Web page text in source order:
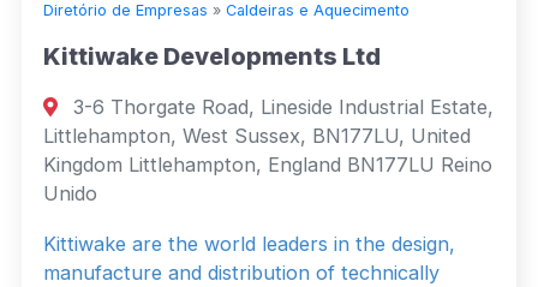
Diretório de Empresas » Caldeiras e Aquecimento
Kittiwake Developments Ltd
3-6 Thorgate Road, Lineside Industrial Estate,
Littlehampton, West Sussex, BN177LU, United
Kingdom Littlehampton, England BN177LU Reino
Unido
Kittiwake are the world leaders in the design,
manufacture and distribution of technically